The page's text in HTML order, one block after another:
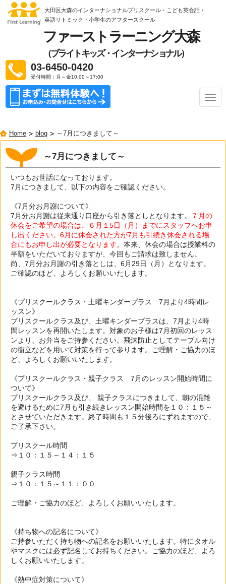
大田区大森のインターナショナルプリスクール・こども英会話・
英語リトミック ・小学生のアフタースクール
ファーストラーニング大森
（ブライトキッズ・インターナショナル）
03-6450-0420
受付時間：月～金10:00～17:00
ナ
ビ
Home blog ～7月につきまして～
～7月につきまして～
いつもお世話になっております。
7月につきまして、以下の内容をご確認ください。
《7月分お月謝について》
7月分お月謝は従来通り口座から引き落としとなります。
７月の
休会をご希望の場合は、６月１5日（月）までにスタッフへお申
し出ください。6月に休会された方が7月も引続き休会される場
合にもお申し出が必要となります。 本来、休会の場合は授業料の
半額をいただいておりますが、今回もご請求は致しません。
尚、7月分お月謝の引き落としは、6月29日（月）となります。
ご確認のほど、よろしくお願いいたします。
《プリスクールクラス・土曜キンダープラス 7月より4時間レ
ッスン》
プリスクールクラス及び、土曜キンダープラスは、7月より4時
間レッスンを再開いたします。対象のお子様は7月初回のレッス
ンより、お弁当をご持参ください。飛沫防止としてテーブル向け
の衝立などを用いて対策を行って参ります。ご理解・ご協力のほ
ど、よろしくお願いいたします。
《プリスクールクラス・親子クラス 7月のレッスン開始時間に
ついて》
プリスクールクラス及び、 親子クラスにつきまして、朝の混雑
を避けるために7月も引き続きレッスン開始時間を１０：１５～
とさせていただきます。終了時間も１５分後ろにずれますので、
ご了承下さい。
プリスクール時間
⇒１０：１５～１４：１５
親子クラス時間
⇒１０：１５～１１：００
ご理解・ご協力のほど、よろしくお願いいたします。
《持ち物への記名について》
ご持参いただく持ち物への記名をお願いいたします。特にタオル
やマスクには必ず記名してお持ちください。ご協力のほど、よろ
しくお願いいたします。
《熱中症対策について》